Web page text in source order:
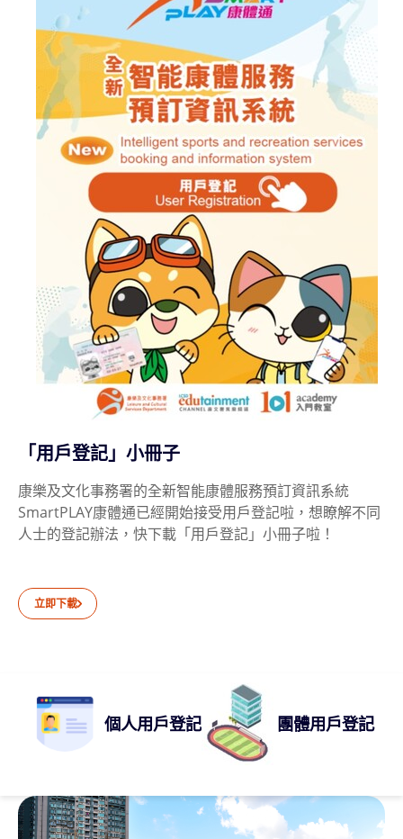
「用戶登記」小冊子
康樂及文化事務署的全新智能康體服務預訂資訊系統
SmartPLAY康體通已經開始接受用戶登記啦，想瞭解不同
人士的登記辦法，快下載「用戶登記」小冊子啦！
立即下載
個人用戶登記 團體用戶登記